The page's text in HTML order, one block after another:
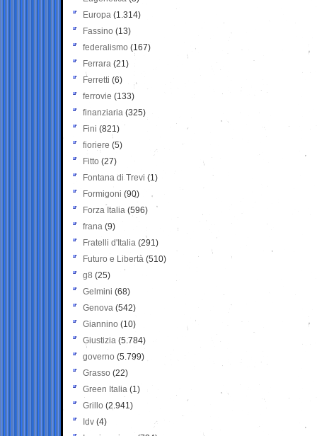
Europa (1.314)
Fassino (13)
federalismo (167)
Ferrara (21)
Ferretti (6)
ferrovie (133)
finanziaria (325)
Fini (821)
fioriere (5)
Fitto (27)
Fontana di Trevi (1)
Formigoni (90)
Forza Italia (596)
frana (9)
Fratelli d'Italia (291)
Futuro e Libertà (510)
g8 (25)
Gelmini (68)
Genova (542)
Giannino (10)
Giustizia (5.784)
governo (5.799)
Grasso (22)
Green Italia (1)
Grillo (2.941)
Idv (4)